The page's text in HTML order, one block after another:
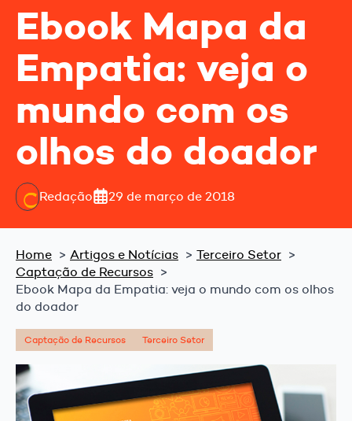
Ebook Mapa da
Empatia: veja o
mundo com os
olhos do doador
Redação 29 de março de 2018
Home Artigos e Notícias
Terceiro Setor
Captação de Recursos
Ebook Mapa da Empatia: veja o mundo com os olhos
do doador
Captação de Recursos Terceiro Setor